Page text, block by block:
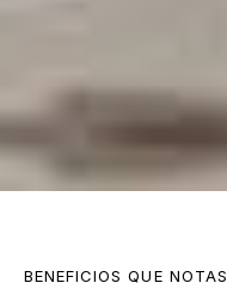
BENEFICIOS QUE NOTAS